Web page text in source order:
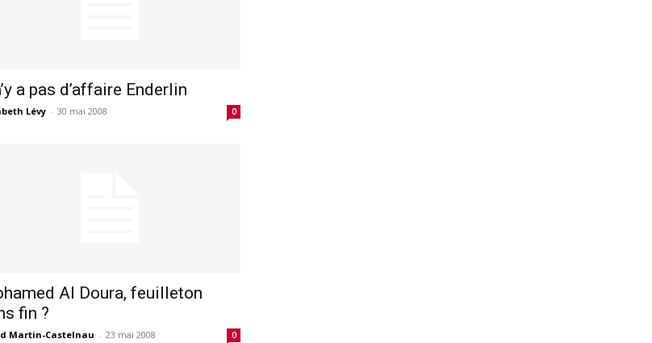
a pas d’affaire Enderlin
Lévy - 30 mai 2008 0
Al Doura, feuilleton
fin ?
Martin-Castelnau - 23 mai 2008 0